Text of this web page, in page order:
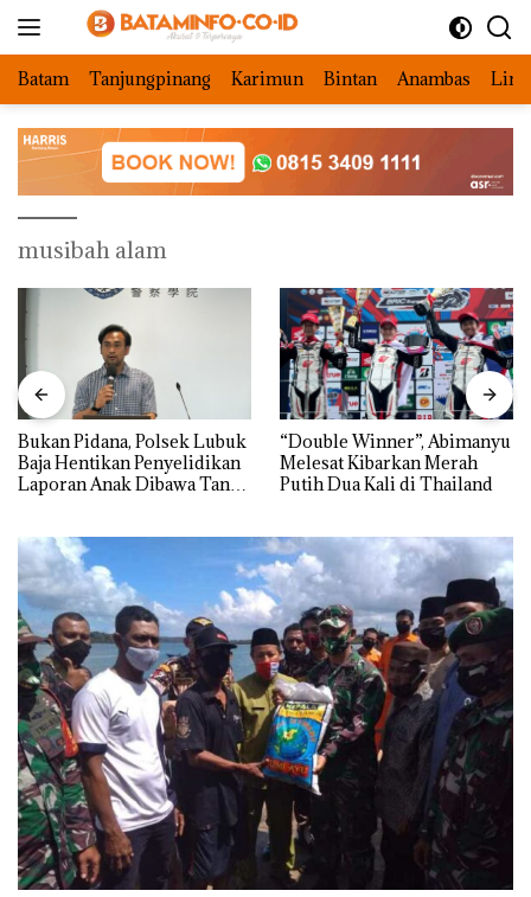
Batam Tanjungpinang Karimun Bintan Anambas
musibah alam
Bukan Pidana, Polsek Lubuk
Baja Hentikan Penyelidikan
Laporan Anak Dibawa Tanpa
“Double Winner”, Abimanyu
Melesat Kibarkan Merah
Putih Dua Kali di Thailand